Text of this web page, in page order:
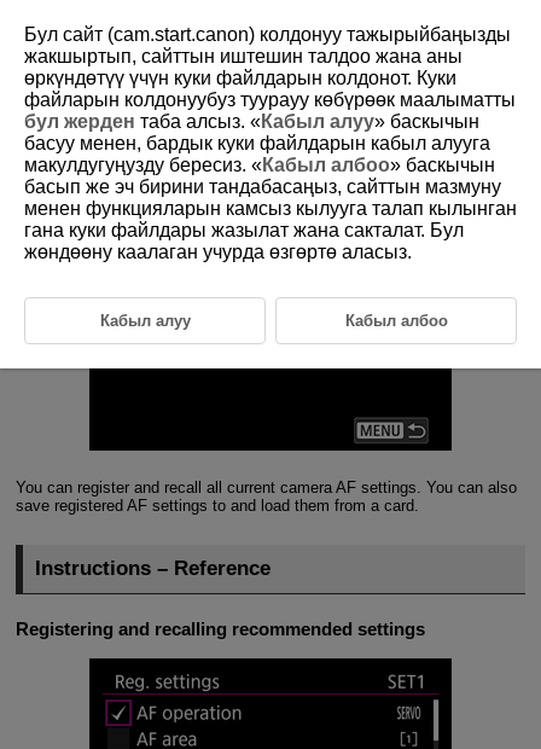
1-9 Register/Recall AF-related Settings Save
to/Load From Card
Registering and recalling AF-related settings
You can register and recall all current camera AF settings. You can also
save registered AF settings to and load them from a card.
Instructions – Reference
Registering and recalling recommended settings
Бул сайт (cam.start.canon) колдонуу тажырыйбаңызды
жакшыртып, сайттын иштешин талдоо жана аны
өркүндөтүү үчүн куки файлдарын колдонот. Куки
файларын колдонуубуз туурауу көбүрөөк маалыматты
бул жерден таба алсыз. «Кабыл алуу» баскычын
басуу менен, бардык куки файлдарын кабыл алууга
макулдугуңузду бересиз. «Кабыл албоо» баскычын
басып же эч бирини тандабасаңыз, сайттын мазмуну
менен функцияларын камсыз кылууга талап кылынган
гана куки файлдары жазылат жана сакталат. Бул
жөндөөну каалаган учурда өзгөртө аласыз.
Кабыл алуу Кабыл албоо